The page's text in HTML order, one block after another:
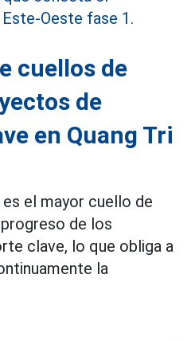
cuellos de
de
en Quang Tri
el mayor cuello de
de los
clave, lo que obliga a
la